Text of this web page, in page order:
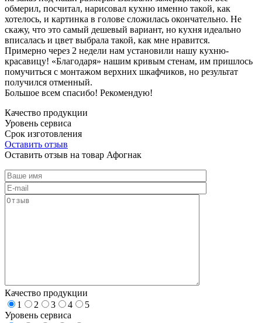
обмерил, посчитал, нарисовал кухню именно такой, как
хотелось, и картинка в голове сложилась окончательно. Не
скажу, что это самый дешевый вариант, но кухня идеально
вписалась и цвет выбрала такой, как мне нравится.
Примерно через 2 недели нам установили нашу кухню-
красавицу! «Благодаря» нашим кривым стенам, им пришлось
помучиться с монтажом верхних шкафчиков, но результат
получился отменный.
Большое всем спасибо! Рекомендую!
Качество продукции
Уровень сервиса
Срок изготовления
Оставить отзыв
Оставить отзыв на товар Афогнак
Качество продукции
1
2 3 4
5
Уровень сервиса